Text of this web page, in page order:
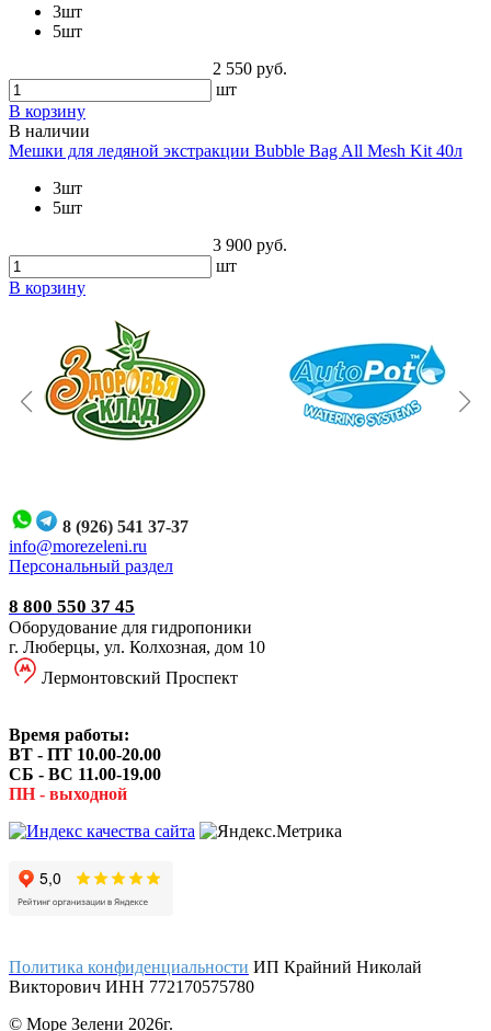
3шт
5шт
2 550 руб.
шт
В корзину
В наличии
Мешки для ледяной экстракции Bubble Bag All Mesh Kit 40л
3шт
5шт
3 900 руб.
шт
В корзину
8 (926) 541 37-37
info@morezeleni.ru
Персональный раздел
8 800 550 37 45
Оборудование для гидропоники
г. Люберцы, ул. Колхозная, дом 10
Лермонтовский Проспект
Время работы:
ВТ - ПТ 10.00-20.00
СБ - ВС 11.00-19.00
ПН - выходной
Политика конфиденциальности ИП Крайний Николай
Викторович ИНН 772170575780
© Море Зелени 2026г.